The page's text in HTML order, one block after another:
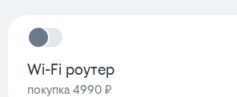
Wi-Fi роутер
покупка 4990 ₽